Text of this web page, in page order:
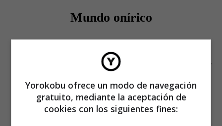
Mundo onírico
El mundo de los sueños se aprecia en el plano de
Origen
mira Marion Cotillard.
Dyer era el amante drogadicto y depresivo de Bacon; el
Yorokobu ofrece un modo de navegación
gratuito, mediante la aceptación de
cookies con los siguientes fines: